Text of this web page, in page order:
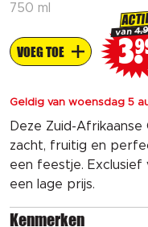
750 ml
VOEG TOE
van
3
Geldig van woensdag 5
Deze Zuid-
zacht, fruitig en
een feestje. Exclusief
een lage prijs.
Kenmerken